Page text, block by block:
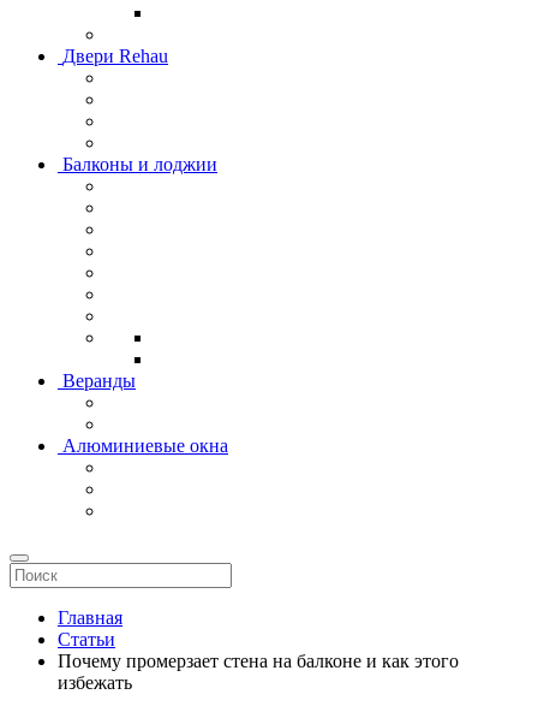
Двери Rehau
Балконы и лоджии
Веранды
Алюминиевые окна
Главная
Статьи
Почему промерзает стена на балконе и как этого
избежать